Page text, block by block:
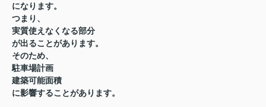
になります。
つまり、
実質使えなくなる部分
が出ることがあります。
そのため、
駐車場計画
建築可能面積
に影響することがあります。